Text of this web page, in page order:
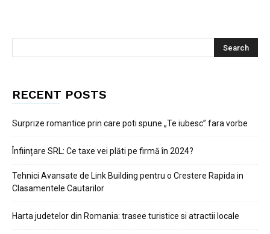
RECENT POSTS
Surprize romantice prin care poti spune „Te iubesc” fara vorbe
Înființare SRL: Ce taxe vei plăti pe firmă în 2024?
Tehnici Avansate de Link Building pentru o Crestere Rapida in
Clasamentele Cautarilor
Harta judetelor din Romania: trasee turistice si atractii locale